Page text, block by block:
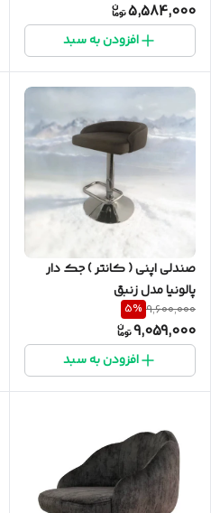
5,584,000
افزودن به سبد
صندلی اپنی ( کانتر ) جک دار
پالونیا مدل زنبق
9,600,000
5%
9,059,000
افزودن به سبد